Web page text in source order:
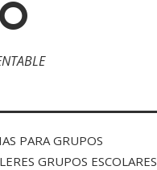
PARA GRUPOS
GRUPOS ESCOLARES